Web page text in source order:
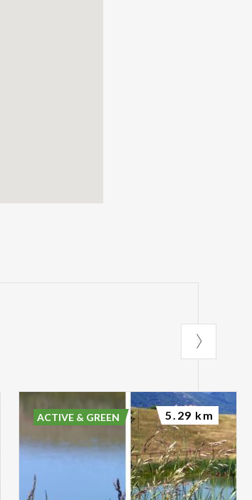
ACTIVE & GREEN 5.29 km